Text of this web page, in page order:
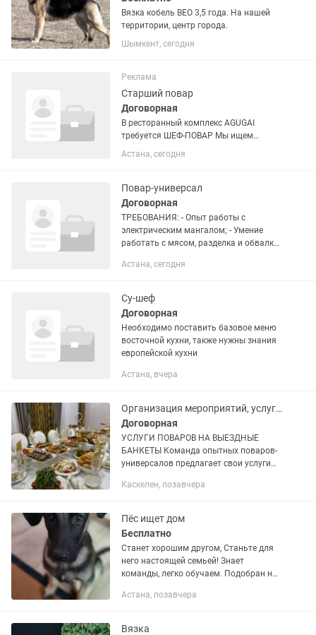
Вязка кобель ВЕО 3,5 года. На нашей
территории, центр города.
Шымкент, сегодня
Реклама
Старший повар
Договорная
В ресторанный комплекс AGUGAI
требуется ШЕФ-ПОВАР Мы ищем
профессионала, который любит своё
дело, умеет управлять командой и
Мы ожидаем от кандидата: • опыт...
Астана, сегодня
Повар-универсал
Договорная
ТРЕБОВАНИЯ: - Опыт работы с
электрическим мангалом; - Умение
работать с мясом, разделка и обвалка
восточной и европейской кухни; -
Астана, сегодня
Су-шеф
Договорная
Необходимо поставить базовое меню
восточной кухни, также нужны знания
европейской кухни
Астана, вчера
Организация мероприятий, услуги выездных поваров
Договорная
УСЛУГИ ПОВАРОВ НА ВЫЕЗДНЫЕ
БАНКЕТЫ Команда опытных поваров-
универсалов предлагает свои услуги
юбилеи, корпоративы, поминки,
Каскелен, позавчера
Пёс ищет дом
Бесплатно
Станет хорошим другом, Станьте для
него настоящей семьей! Знает
команды, легко обучаем. Подобран на
100% есть. Мес 2-2.5 спокойный,
Астана, позавчера
Вязка